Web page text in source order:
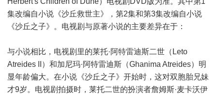
集改编自小说《沙丘救世主》，第2集和第3集改编自小说
《沙丘之子》。电视剧与原著小说的主要差异在于：
与小说相比，电视剧里的莱托·阿特雷迪斯二世（Leto
Atreides II）和加尼玛·阿特雷迪斯（Ghanima Atreides）明
显年龄偏大。在小说《沙丘之子》开始时，这对双胞胎兄妹
才9岁。电视剧拍摄时，莱托二世的扮演者詹姆斯·麦卡沃伊